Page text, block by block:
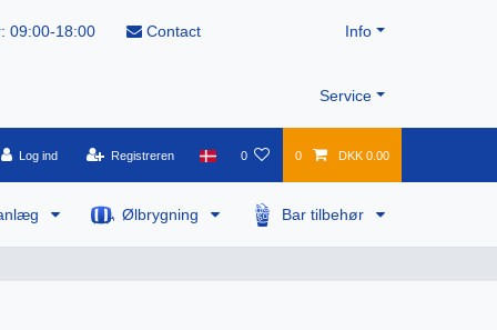
09:00-18:00 Contact Info
Service
Log ind Registreren 0 0 DKK 0.00
Ølbrygning Bar tilbehør